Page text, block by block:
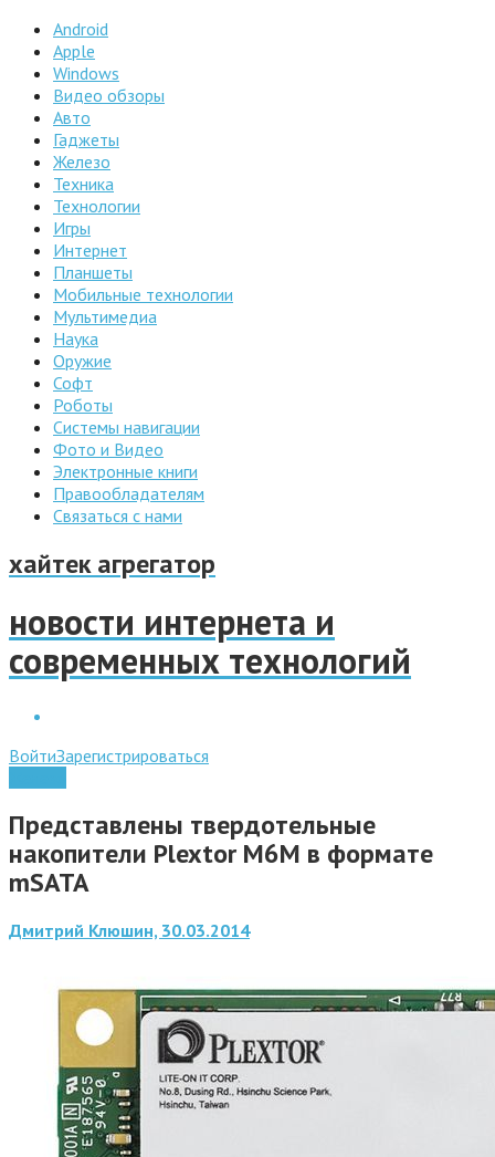
Android
Apple
Windows
Видео обзоры
Авто
Гаджеты
Железо
Техника
Технологии
Игры
Интернет
Планшеты
Мобильные технологии
Мультимедиа
Наука
Оружие
Софт
Роботы
Системы навигации
Фото и Видео
Электронные книги
Правообладателям
Связаться с нами
хайтек агрегатор
новости интернета и
современных технологий
ВойтиЗарегистрироваться
Представлены твердотельные
накопители Plextor M6M в формате
mSATA
Дмитрий Клюшин, 30.03.2014